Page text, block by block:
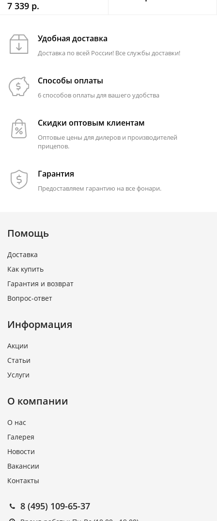
7 339 р.
Удобная доставка
Доставка по всей России! Все службы доставки!
Способы оплаты
6 способов оплаты для вашего удобства
Скидки оптовым клиентам
Оптовые цены для дилеров и производителей
прицепов.
Гарантия
Предоставляем гарантию на все фонари.
Помощь
Доставка
Как купить
Гарантия и возврат
Вопрос-ответ
Информация
Акции
Статьи
Услуги
О компании
О нас
Галерея
Новости
Вакансии
Контакты
8 (495) 109-65-37